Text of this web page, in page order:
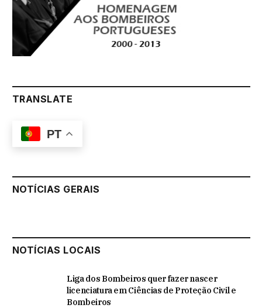
TRANSLATE
PT
NOTÍCIAS GERAIS
NOTÍCIAS LOCAIS
Liga dos Bombeiros quer fazer nascer
licenciatura em Ciências de Proteção Civil e
Bombeiros